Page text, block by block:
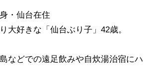
・仙台在住
大好きな「仙台ぶり子」42歳。
などでの遠足飲みや自炊湯治宿にハ